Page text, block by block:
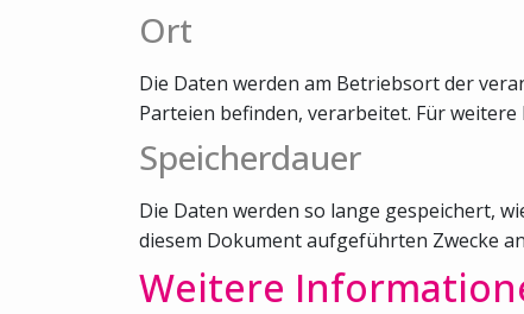
Ort
Die Daten werden am Betriebsort der
Parteien befinden, verarbeitet. Für
Speicherdauer
Die Daten werden so lange gespeichert,
diesem Dokument aufgeführten Zwecke
Weitere